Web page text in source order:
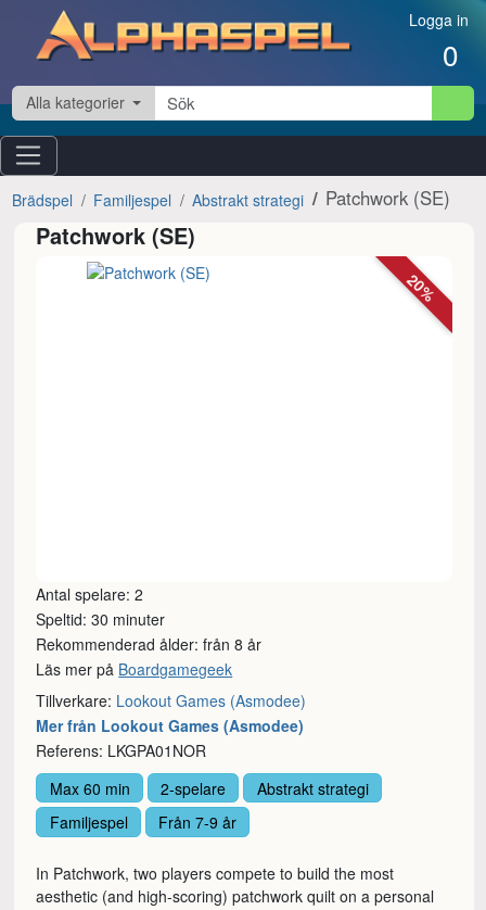
Hoppa till innehåll Logga in
0
Alla kategorier
Brädspel Familjespel Abstrakt strategi Patchwork (SE)
Patchwork (SE)
20%
Antal spelare: 2
Speltid: 30 minuter
Rekommenderad ålder: från 8 år
Läs mer på Boardgamegeek
Tillverkare: Lookout Games (Asmodee)
Mer från Lookout Games (Asmodee)
Referens: LKGPA01NOR
Max 60 min
2-spelare
Abstrakt strategi
Familjespel
Från 7-9 år
In Patchwork, two players compete to build the most
aesthetic (and high-scoring) patchwork quilt on a personal